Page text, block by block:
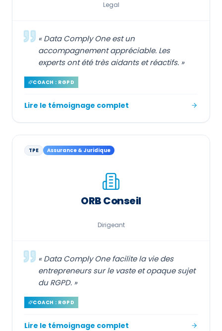
Legal
«Data Comply One est un
accompagnement appréciable. Les
experts ont été très aidants et réactifs. »
COACH : RGPD
Lire le témoignage complet
TPE Assurance & Juridique
ORB Conseil
Dirigeant
«Data Comply One facilite la vie des
entrepreneurs sur le vaste et opaque sujet
du RGPD. »
COACH : RGPD
Lire le témoignage complet